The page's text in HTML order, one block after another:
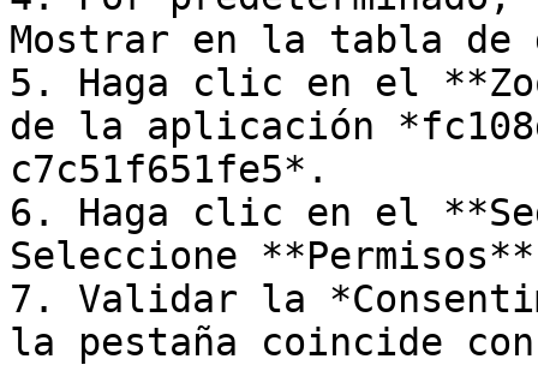
Mostrar en la tabla
5. Haga clic en el
de la aplicación
c7c51f651fe5*.
6. Haga clic en el
Seleccione
7. Validar la
la pestaña coincide